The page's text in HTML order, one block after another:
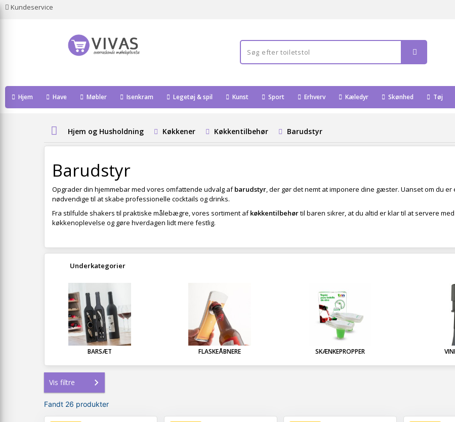
Kundeservice
Hjem Have Møbler Isenkram Legetøj & spil Kunst Sport Erhverv Kæledyr Skønhed Tøj
Hjem og Husholdning Køkkener Køkkentilbehør Barudstyr
Barudstyr
Opgrader din hjemmebar med vores omfattende udvalg afbarudstyr, der gør det nemt at imponere dine gæster. Uanset om du
nødvendige til at skabe professionelle cocktails og drinks.
Fra stilfulde shakers til praktiske målebægre, vores sortiment afkøkkentilbehørtil baren sikrer, at du altid er klar til at servere
køkkenoplevelse og gøre hverdagen lidt mere festlig.
Underkategorier
BARSÆT FLASKEÅBNERE SKÆNKEPROPPER
Vis filtre
Fandt 26 produkter